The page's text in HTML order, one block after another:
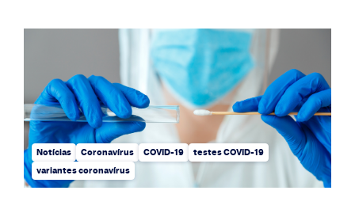
Notícias Coronavírus COVID-19
testes COVID-19
variantes coronavírus